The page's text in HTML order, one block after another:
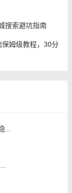
搜索避坑指南
姆级教程，30分
...